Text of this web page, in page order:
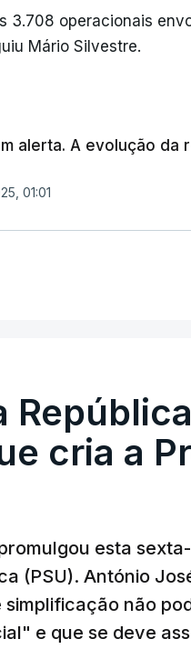
3.708 operacionais
Mário Silvestre.
alerta. A evolução da
01:01
cria a
esta
(PSU). António
não
e que se deve